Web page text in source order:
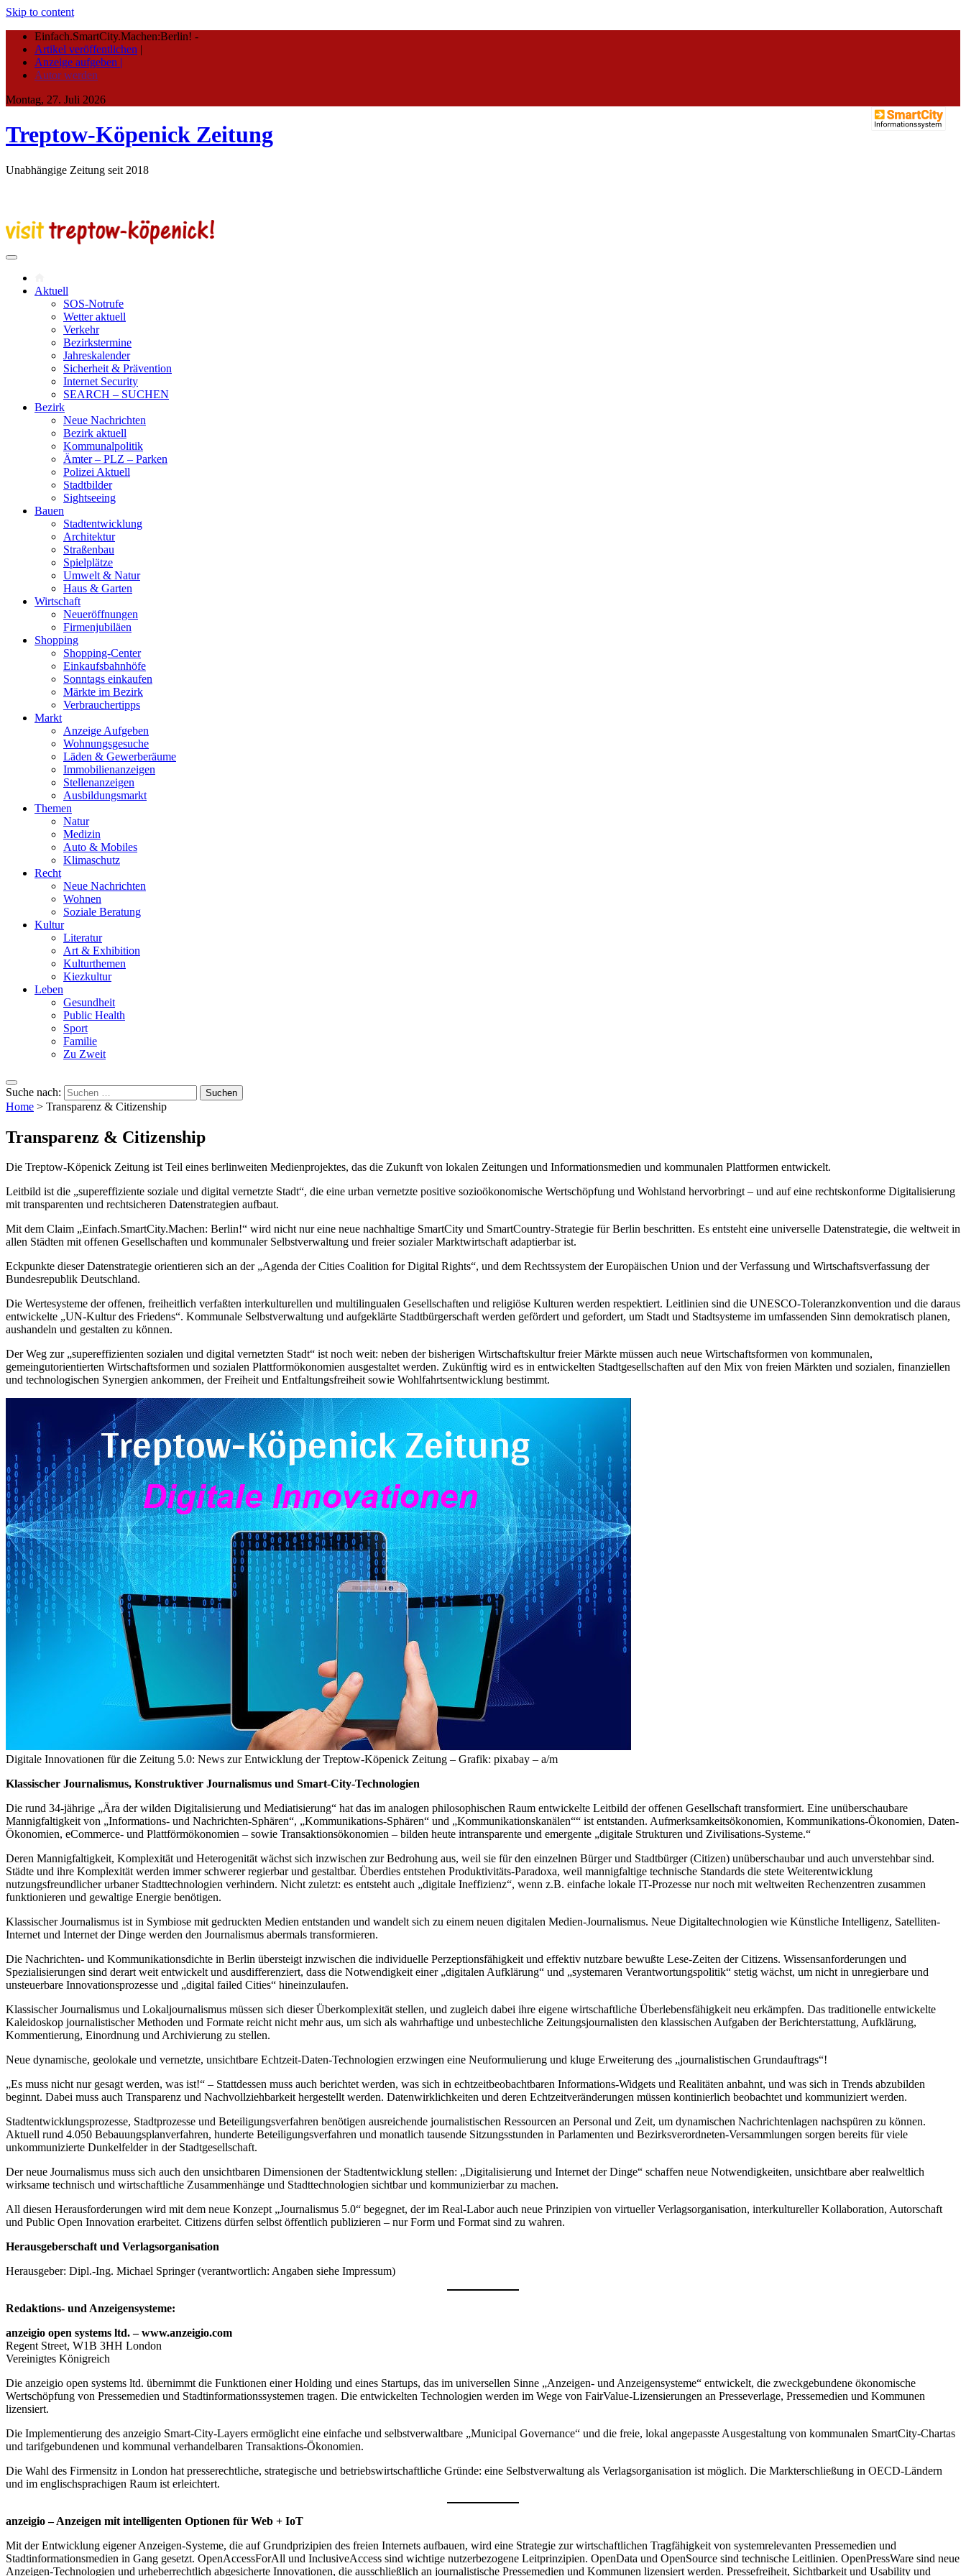
Skip to content
Einfach.SmartCity.Machen:Berlin! -
Artikel veröffentlichen |
Anzeige aufgeben |
Autor werden
Montag, 27. Juli 2026
Treptow-Köpenick Zeitung
Unabhängige Zeitung seit 2018
Aktuell
SOS-Notrufe
Wetter aktuell
Verkehr
Bezirkstermine
Jahreskalender
Sicherheit & Prävention
Internet Security
SEARCH – SUCHEN
Bezirk
Neue Nachrichten
Bezirk aktuell
Kommunalpolitik
Ämter – PLZ – Parken
Polizei Aktuell
Stadtbilder
Sightseeing
Bauen
Stadtentwicklung
Architektur
Straßenbau
Spielplätze
Umwelt & Natur
Haus & Garten
Wirtschaft
Neueröffnungen
Firmenjubiläen
Shopping
Shopping-Center
Einkaufsbahnhöfe
Sonntags einkaufen
Märkte im Bezirk
Verbrauchertipps
Markt
Anzeige Aufgeben
Wohnungsgesuche
Läden & Gewerberäume
Immobilienanzeigen
Stellenanzeigen
Ausbildungsmarkt
Themen
Natur
Medizin
Auto & Mobiles
Klimaschutz
Recht
Neue Nachrichten
Wohnen
Soziale Beratung
Kultur
Literatur
Art & Exhibition
Kulturthemen
Kiezkultur
Leben
Gesundheit
Public Health
Sport
Familie
Zu Zweit
Suche nach:
Home > Transparenz & Citizenship
Transparenz & Citizenship
Die Treptow-Köpenick Zeitung ist Teil eines berlinweiten Medienprojektes, das die Zukunft von lokalen Zeitungen und Informationsmedien und kommunalen Plattformen entwickelt.
Leitbild ist die „supereffiziente soziale und digital vernetzte Stadt“, die eine urban vernetzte positive sozioökonomische Wertschöpfung und Wohlstand hervorbringt – und auf eine rechtskonforme Digitalisierung
mit transparenten und rechtsicheren Datenstrategien aufbaut.
Mit dem Claim „Einfach.SmartCity.Machen: Berlin!“ wird nicht nur eine neue nachhaltige SmartCity und SmartCountry-Strategie für Berlin beschritten. Es entsteht eine universelle Datenstrategie, die weltweit in
allen Städten mit offenen Gesellschaften und kommunaler Selbstverwaltung und freier sozialer Marktwirtschaft adaptierbar ist.
Eckpunkte dieser Datenstrategie orientieren sich an der „Agenda der Cities Coalition for Digital Rights“, und dem Rechtssystem der Europäischen Union und der Verfassung und Wirtschaftsverfassung der
Bundesrepublik Deutschland.
Die Wertesysteme der offenen, freiheitlich verfaßten interkulturellen und multilingualen Gesellschaften und religiöse Kulturen werden respektiert. Leitlinien sind die UNESCO-Toleranzkonvention und die daraus
entwickelte „UN-Kultur des Friedens“. Kommunale Selbstverwaltung und aufgeklärte Stadtbürgerschaft werden gefördert und gefordert, um Stadt und Stadtsysteme im umfassenden Sinn demokratisch planen,
aushandeln und gestalten zu können.
Der Weg zur „supereffizienten sozialen und digital vernetzten Stadt“ ist noch weit: neben der bisherigen Wirtschaftskultur freier Märkte müssen auch neue Wirtschaftsformen von kommunalen,
gemeingutorientierten Wirtschaftsformen und sozialen Plattformökonomien ausgestaltet werden. Zukünftig wird es in entwickelten Stadtgesellschaften auf den Mix von freien Märkten und sozialen, finanziellen
und technologischen Synergien ankommen, der Freiheit und Entfaltungsfreiheit sowie Wohlfahrtsentwicklung bestimmt.
Digitale Innovationen für die Zeitung 5.0: News zur Entwicklung der Treptow-Köpenick Zeitung – Grafik: pixabay – a/m
Klassischer Journalismus, Konstruktiver Journalismus und Smart-City-Technologien
Die rund 34-jährige „Ära der wilden Digitalisierung und Mediatisierung“ hat das im analogen philosophischen Raum entwickelte Leitbild der offenen Gesellschaft transformiert. Eine unüberschaubare
Mannigfaltigkeit von „Informations- und Nachrichten-Sphären“, „Kommunikations-Sphären“ und „Kommunikationskanälen““ ist entstanden. Aufmerksamkeitsökonomien, Kommunikations-Ökonomien, Daten-
Ökonomien, eCommerce- und Plattförmökonomien – sowie Transaktionsökonomien – bilden heute intransparente und emergente „digitale Strukturen und Zivilisations-Systeme.“
Deren Mannigfaltigkeit, Komplexität und Heterogenität wächst sich inzwischen zur Bedrohung aus, weil sie für den einzelnen Bürger und Stadtbürger (Citizen) unüberschaubar und auch unverstehbar sind.
Städte und ihre Komplexität werden immer schwerer regierbar und gestaltbar. Überdies entstehen Produktivitäts-Paradoxa, weil mannigfaltige technische Standards die stete Weiterentwicklung
nutzungsfreundlicher urbaner Stadttechnologien verhindern. Nicht zuletzt: es entsteht auch „digitale Ineffizienz“, wenn z.B. einfache lokale IT-Prozesse nur noch mit weltweiten Rechenzentren zusammen
funktionieren und gewaltige Energie benötigen.
Klassischer Journalismus ist in Symbiose mit gedruckten Medien entstanden und wandelt sich zu einem neuen digitalen Medien-Journalismus. Neue Digitaltechnologien wie Künstliche Intelligenz, Satelliten-
Internet und Internet der Dinge werden den Journalismus abermals transformieren.
Die Nachrichten- und Kommunikationsdichte in Berlin übersteigt inzwischen die individuelle Perzeptionsfähigkeit und effektiv nutzbare bewußte Lese-Zeiten der Citizens. Wissensanforderungen und
Spezialisierungen sind derart weit entwickelt und ausdifferenziert, dass die Notwendigkeit einer „digitalen Aufklärung“ und „systemaren Verantwortungspolitik“ stetig wächst, um nicht in unregierbare und
unsteuerbare Innovationsprozesse und „digital failed Cities“ hineinzulaufen.
Klassischer Journalismus und Lokaljournalismus müssen sich dieser Überkomplexität stellen, und zugleich dabei ihre eigene wirtschaftliche Überlebensfähigkeit neu erkämpfen. Das traditionelle entwickelte
Kaleidoskop journalistischer Methoden und Formate reicht nicht mehr aus, um sich als wahrhaftige und unbestechliche Zeitungsjournalisten den klassischen Aufgaben der Berichterstattung, Aufklärung,
Kommentierung, Einordnung und Archivierung zu stellen.
Neue dynamische, geolokale und vernetzte, unsichtbare Echtzeit-Daten-Technologien erzwingen eine Neuformulierung und kluge Erweiterung des „journalistischen Grundauftrags“!
„Es muss nicht nur gesagt werden, was ist!“ – Stattdessen muss auch berichtet werden, was sich in echtzeitbeobachtbaren Informations-Widgets und Realitäten anbahnt, und was sich in Trends abzubilden
beginnt. Dabei muss auch Transparenz und Nachvollziehbarkeit hergestellt werden. Datenwirklichkeiten und deren Echtzeitveränderungen müssen kontinierlich beobachtet und kommuniziert werden.
Stadtentwicklungsprozesse, Stadtprozesse und Beteiligungsverfahren benötigen ausreichende journalistischen Ressourcen an Personal und Zeit, um dynamischen Nachrichtenlagen nachspüren zu können.
Aktuell rund 4.050 Bebauungsplanverfahren, hunderte Beteiligungsverfahren und monatlich tausende Sitzungsstunden in Parlamenten und Bezirksverordneten-Versammlungen sorgen bereits für viele
unkommunizierte Dunkelfelder in der Stadtgesellschaft.
Der neue Journalismus muss sich auch den unsichtbaren Dimensionen der Stadtentwicklung stellen: „Digitalisierung und Internet der Dinge“ schaffen neue Notwendigkeiten, unsichtbare aber realweltlich
wirksame technisch und wirtschaftliche Zusammenhänge und Stadttechnologien sichtbar und kommunizierbar zu machen.
All diesen Herausforderungen wird mit dem neue Konzept „Journalismus 5.0“ begegnet, der im Real-Labor auch neue Prinzipien von virtueller Verlagsorganisation, interkultureller Kollaboration, Autorschaft
und Public Open Innovation erarbeitet. Citizens dürfen selbst öffentlich publizieren – nur Form und Format sind zu wahren.
Herausgeberschaft und Verlagsorganisation
Herausgeber: Dipl.-Ing. Michael Springer (verantwortlich: Angaben siehe Impressum)
Redaktions- und Anzeigensysteme:
anzeigio open systems ltd. – www.anzeigio.com
Regent Street, W1B 3HH London
Vereinigtes Königreich
Die anzeigio open systems ltd. übernimmt die Funktionen einer Holding und eines Startups, das im universellen Sinne „Anzeigen- und Anzeigensysteme“ entwickelt, die zweckgebundene ökonomische
Wertschöpfung von Pressemedien und Stadtinformationssystemen tragen. Die entwickelten Technologien werden im Wege von FairValue-Lizensierungen an Presseverlage, Pressemedien und Kommunen
lizensiert.
Die Implementierung des anzeigio Smart-City-Layers ermöglicht eine einfache und selbstverwaltbare „Municipal Governance“ und die freie, lokal angepasste Ausgestaltung von kommunalen SmartCity-Chartas
und tarifgebundenen und kommunal verhandelbaren Transaktions-Ökonomien.
Die Wahl des Firmensitz in London hat presserechtliche, strategische und betriebswirtschaftliche Gründe: eine Selbstverwaltung als Verlagsorganisation ist möglich. Die Markterschließung in OECD-Ländern
und im englischsprachigen Raum ist erleichtert.
anzeigio – Anzeigen mit intelligenten Optionen für Web + IoT
Mit der Entwicklung eigener Anzeigen-Systeme, die auf Grundprizipien des freien Internets aufbauen, wird eine Strategie zur wirtschaftlichen Tragfähigkeit von systemrelevanten Pressemedien und
Stadtinformationsmedien in Gang gesetzt. OpenAccessForAll und InclusiveAccess sind wichtige nutzerbezogene Leitprinzipien. OpenData und OpenSource sind technische Leitlinien. OpenPressWare sind neue
Anzeigen-Technologien und urheberrechtlich abgesicherte Innovationen, die ausschließlich an journalistische Pressemedien und Kommunen lizensiert werden. Pressefreiheit, Sichtbarkeit und Usability und